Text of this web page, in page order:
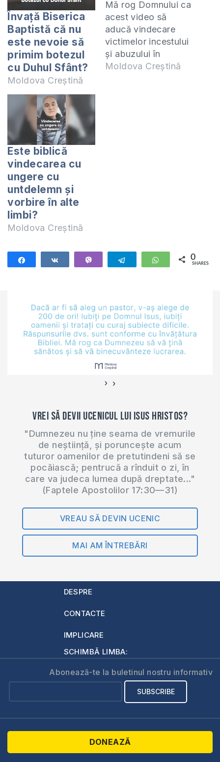
Învață Biserica
Baptistă că nu
este nevoie să
primim botezul
cu Duhul Sfânt?
Moldova Creștină
Mă rog Domnului ca
acest video să
aducă vindecare
victimelor incestului
și abuzului în
familie, să le dea
Moldova Creștină
Este biblică
vindecarea cu
ungere cu
untdelemn și
vorbire în alte
limbi?
Moldova Creștină
Telegram WhatsApp
0
SHARES
‹ ›
Vrei să devii ucenicul lui Isus Hristos?
"Dumnezeu nu ține seama de vremurile
de neștiință, și poruncește acum
tuturor oamenilor de pretutindeni să se
pocăiască; pentrucă a rînduit o zi, în
care va judeca lumea după dreptate..."
(Faptele Apostolilor 17:30—31)
VREAU SĂ DEVIN UCENIC
MAI AM ÎNTREBĂRI
DESPRE
CONTACTE
IMPLICARE
SCHIMBĂ LIMBA:
Abonează-te la buletinul nostru informativ
DONEAZĂ